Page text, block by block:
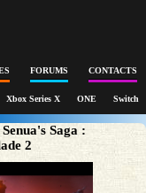
FORUMS CONTACTS
Xbox Series X ONE Switch
Saga :
2